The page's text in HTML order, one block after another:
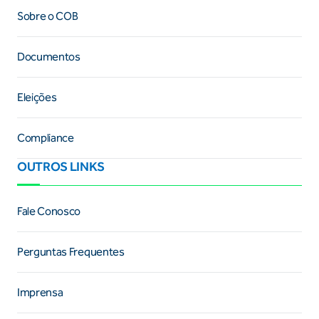
Sobre o COB
Documentos
Eleições
Compliance
OUTROS LINKS
Fale Conosco
Perguntas Frequentes
Imprensa